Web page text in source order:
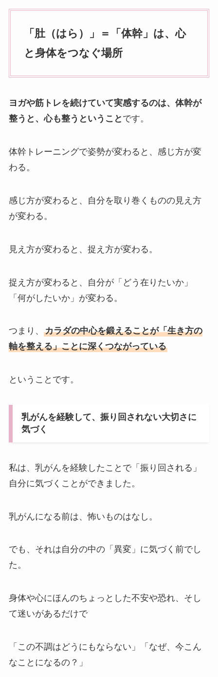
「肚（はら）」＝「体幹」は、心
と身体をつなぐ場所
ヨガや筋トレを続けていて実感するのは、体幹が
整うと、心も整うということ です。
体幹トレーニングで姿勢が変わると、感じ方が変
わる。
感じ方が変わると、自分を取り巻くものの見え方
が変わる。
見え方が変わると、捉え方が変わる。
捉え方が変わると、自分が「どう在りたいか」
「何がしたいか」が変わる。
つまり、 カラダの中心を鍛えることが「生き方の
軸を整える」ことに深くつながっている
ということです。
乳がんを経験して、振り回されない大切さに
気づく
私は、乳がんを経験したことで「振り回される」
自分に気づくことができました。
乳がんになる前は、怖いものはなし。
でも、それは自分の中の「異変」に気づく前でし
た。
身体や心にほんのちょっとした不安や恐れ、そし
て迷いがあるだけで
「この不調はどうにもならない」「なぜ、今こん
なことになるの？」